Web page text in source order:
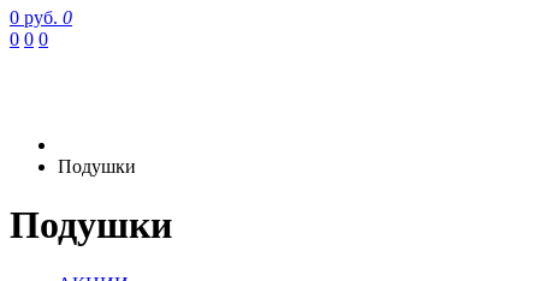
0 руб. 0
0 0 0
Подушки
Подушки